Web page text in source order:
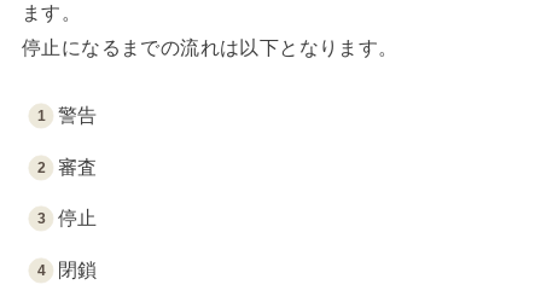
ます。
停止になるまでの流れは以下となります。
警告
審査
停止
閉鎖